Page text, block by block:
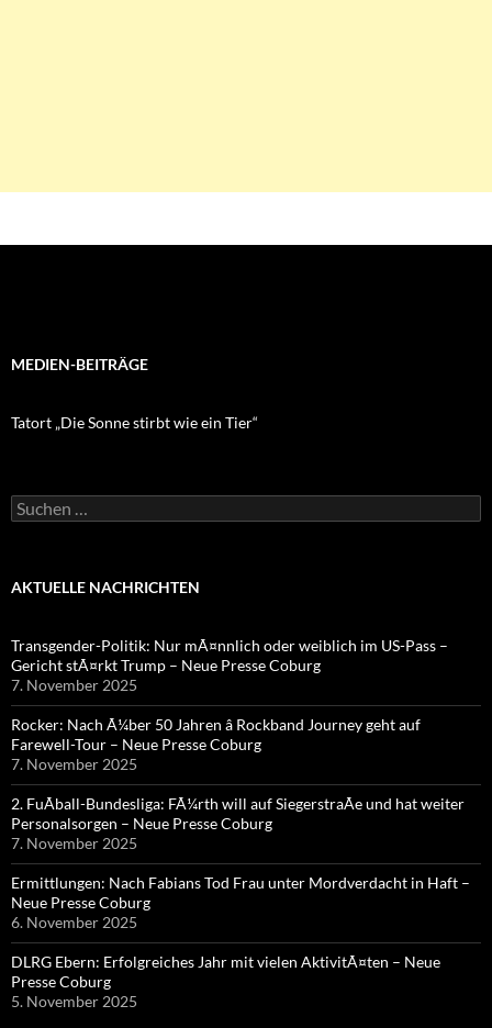
MEDIEN-BEITRÄGE
Tatort „Die Sonne stirbt wie ein Tier“
Suchen
nach:
AKTUELLE NACHRICHTEN
Transgender-Politik: Nur mÃ¤nnlich oder weiblich im US-Pass –
Gericht stÃ¤rkt Trump – Neue Presse Coburg
7. November 2025
Rocker: Nach Ã¼ber 50 Jahren â Rockband Journey geht auf
Farewell-Tour – Neue Presse Coburg
7. November 2025
2. FuÃball-Bundesliga: FÃ¼rth will auf SiegerstraÃe und hat weiter
Personalsorgen – Neue Presse Coburg
7. November 2025
Ermittlungen: Nach Fabians Tod Frau unter Mordverdacht in Haft –
Neue Presse Coburg
6. November 2025
DLRG Ebern: Erfolgreiches Jahr mit vielen AktivitÃ¤ten – Neue
Presse Coburg
5. November 2025